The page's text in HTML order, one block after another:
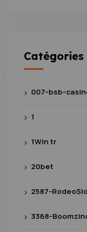
Catégories
007-bsb-
1
1Win tr
20bet
2587-
3368-